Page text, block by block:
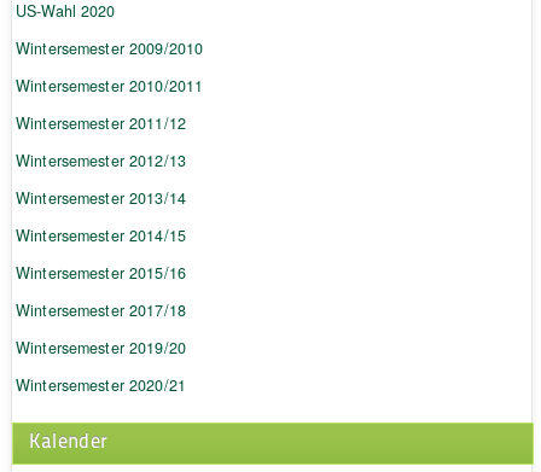
US-Wahl 2020
Wintersemester 2009/2010
Wintersemester 2010/2011
Wintersemester 2011/12
Wintersemester 2012/13
Wintersemester 2013/14
Wintersemester 2014/15
Wintersemester 2015/16
Wintersemester 2017/18
Wintersemester 2019/20
Wintersemester 2020/21
Kalender